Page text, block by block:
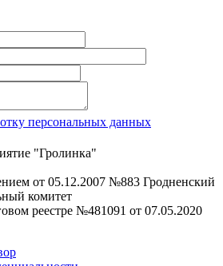
персональных данных
"Гролинка"
от 05.12.2007 №883 Гродненский
комитет
реестре №481091 от 07.05.2020